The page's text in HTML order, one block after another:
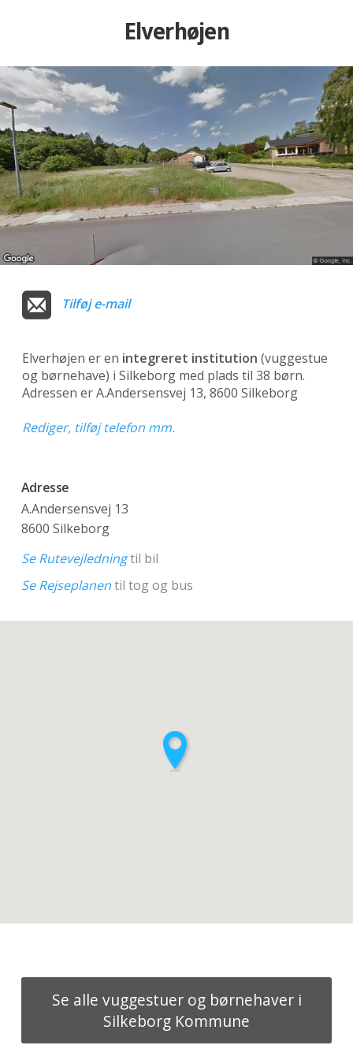
Elverhøjen
Tilføj e-mail
Elverhøjen er en integreret institution (vuggestue
og børnehave) i Silkeborg med plads til 38 børn.
Adressen er A.Andersensvej 13, 8600 Silkeborg
Rediger, tilføj telefon mm.
Adresse
A.Andersensvej 13
8600 Silkeborg
Se Rutevejledningtil bil
Se Rejseplanentil tog og bus
Se alle vuggestuer og børnehaver i
Silkeborg Kommune